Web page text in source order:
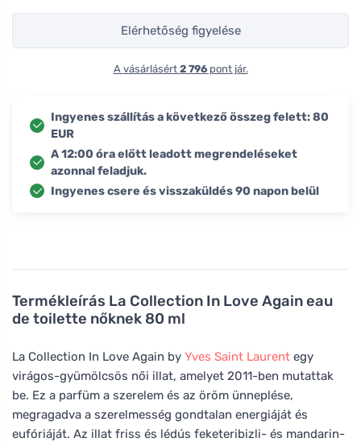
Termékleírás La Collection In Love Again eau
de toilette nőknek 80 ml
La Collection In Love Again by Yves Saint Laurent egy
virágos-gyümölcsös női illat, amelyet 2011-ben mutattak
be. Ez a parfüm a szerelem és az öröm ünneplése,
megragadva a szerelmesség gondtalan energiáját és
eufóriáját. Az illat friss és lédús feketeribizli- és mandarin-
Elérhetőség figyelése
A vásárlásért 2 796pont jár.
Ingyenes szállítás a következő összeg felett: 80
EUR
A 12:00 óra előtt leadott megrendeléseket
azonnal feladjuk.
Ingyenes csere és visszaküldés 90 napon belül